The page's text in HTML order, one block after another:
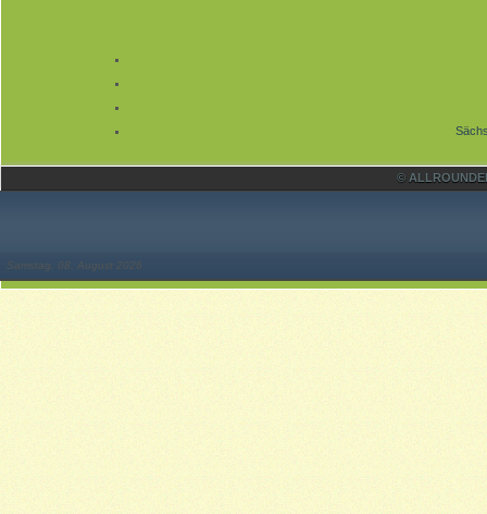
©
Samstag, 08. August 2026